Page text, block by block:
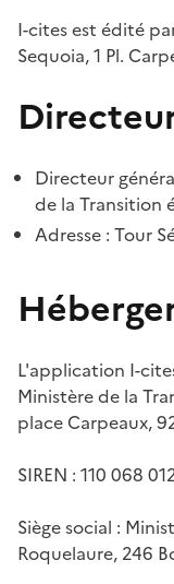
I-cites est édité
Sequoia, 1 Pl.
Directeur
de la Transition
Adresse : Tour
L'application I-
Ministère de la
place Carpeaux,
SIREN : 110 068
Siège social :
Roquelaure, 246